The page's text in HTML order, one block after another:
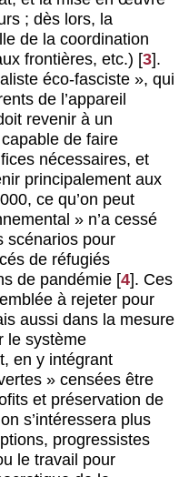
; dès lors, la
de la coordination
frontières, etc.) [3].
éco-fasciste », qui
de l’appareil
revenir à un
de faire
nécessaires, et
principalement aux
ce qu’on peut
» n’a cessé
scénarios pour
de réfugiés
de pandémie [4]. Ces
à rejeter pour
aussi dans la mesure
le système
en y intégrant
» censées être
et préservation de
s’intéressera plus
progressistes
le travail pour